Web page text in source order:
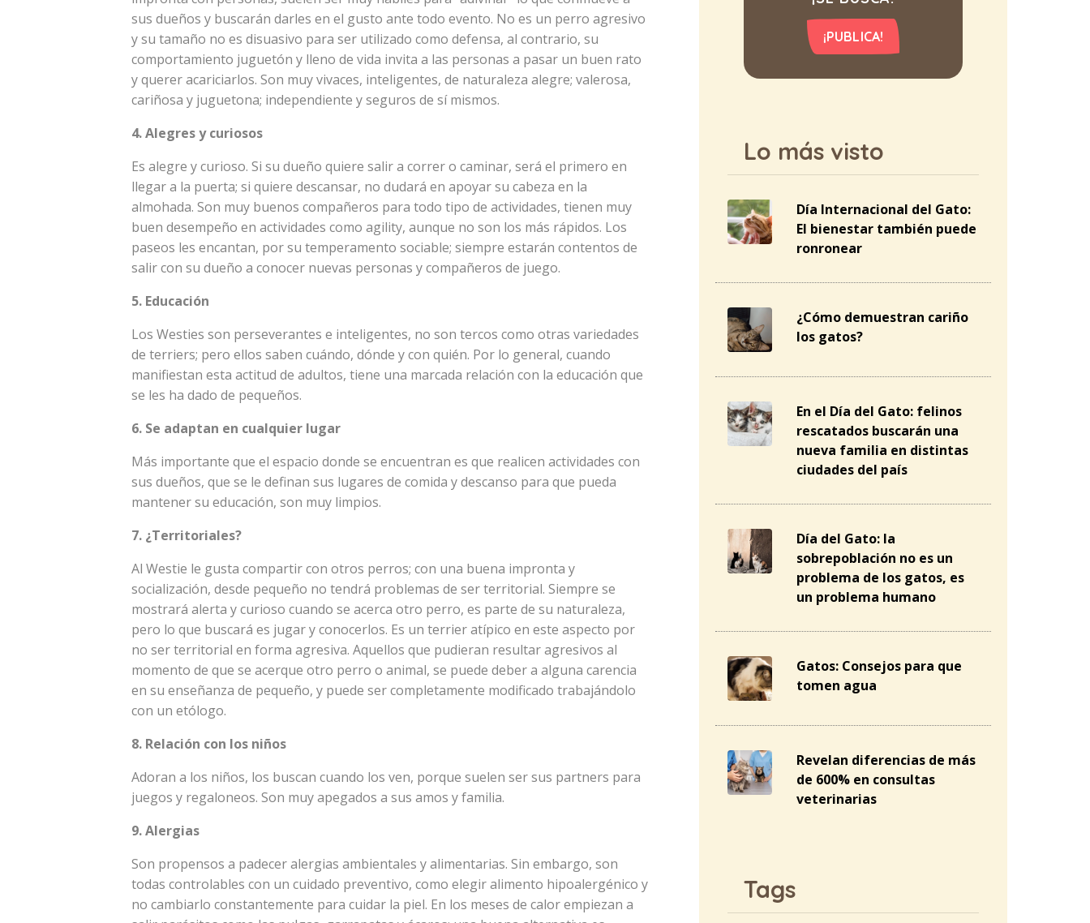
sus dueños y buscarán darles en el gusto ante todo evento. No es un perro agresivo
y su tamaño no es disuasivo para ser utilizado como defensa, al contrario, su
comportamiento juguetón y lleno de vida invita a las personas a pasar un buen rato
y querer acariciarlos. Son muy vivaces, inteligentes, de naturaleza alegre; valerosa,
cariñosa y juguetona; independiente y seguros de sí mismos.
4. Alegres y curiosos
Es alegre y curioso. Si su dueño quiere salir a correr o caminar, será el primero en
llegar a la puerta; si quiere descansar, no dudará en apoyar su cabeza en la
almohada. Son muy buenos compañeros para todo tipo de actividades, tienen muy
buen desempeño en actividades como agility, aunque no son los más rápidos. Los
paseos les encantan, por su temperamento sociable; siempre estarán contentos de
salir con su dueño a conocer nuevas personas y compañeros de juego.
5. Educación
Los Westies son perseverantes e inteligentes, no son tercos como otras variedades
de terriers; pero ellos saben cuándo, dónde y con quién. Por lo general, cuando
manifiestan esta actitud de adultos, tiene una marcada relación con la educación que
se les ha dado de pequeños.
6. Se adaptan en cualquier lugar
Más importante que el espacio donde se encuentran es que realicen actividades con
sus dueños, que se le definan sus lugares de comida y descanso para que pueda
mantener su educación, son muy limpios.
7. ¿Territoriales?
Al Westie le gusta compartir con otros perros; con una buena impronta y
socialización, desde pequeño no tendrá problemas de ser territorial. Siempre se
mostrará alerta y curioso cuando se acerca otro perro, es parte de su naturaleza,
pero lo que buscará es jugar y conocerlos. Es un terrier atípico en este aspecto por
no ser territorial en forma agresiva. Aquellos que pudieran resultar agresivos al
momento de que se acerque otro perro o animal, se puede deber a alguna carencia
en su enseñanza de pequeño, y puede ser completamente modificado trabajándolo
con un etólogo.
8. Relación con los niños
Adoran a los niños, los buscan cuando los ven, porque suelen ser sus partners para
juegos y regaloneos. Son muy apegados a sus amos y familia.
9. Alergias
Son propensos a padecer alergias ambientales y alimentarias. Sin embargo, son
todas controlables con un cuidado preventivo, como elegir alimento hipoalergénico y
no cambiarlo constantemente para cuidar la piel. En los meses de calor empiezan a
¡PUBLICA!
Lo más visto
Día Internacional del Gato:
El bienestar también puede
ronronear
¿Cómo demuestran cariño
los gatos?
En el Día del Gato: felinos
rescatados buscarán una
nueva familia en distintas
ciudades del país
Día del Gato: la
sobrepoblación no es un
problema de los gatos, es
un problema humano
Gatos: Consejos para que
tomen agua
Revelan diferencias de más
de 600% en consultas
veterinarias
Tags